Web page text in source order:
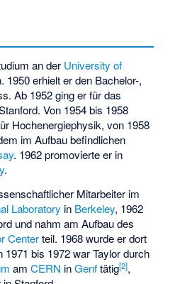
an der University of
1950 erhielt er den Bachelor-,
Ab 1952 ging er für das
Von 1954 bis 1958
Hochenergiephysik, von 1958
im Aufbau befindlichen
. 1962 promovierte er in
.
Mitarbeiter im
Laboratory in Berkeley, 1962
und nahm am Aufbau des
Centerteil. 1968 wurde er dort
1971 bis 1972 war Taylor durch
amCERN inGenftätig[2],